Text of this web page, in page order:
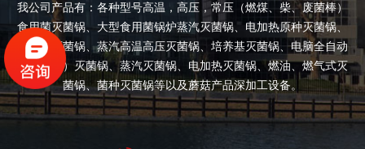
我公司产品有：各种型号高温，高压，常压（燃煤、柴、废菌棒）
食用菌灭菌锅、大型食用菌锅炉蒸汽灭菌锅、电加热原种灭菌锅、
双开门灭菌锅、蒸汽高温高压灭菌锅、培养基灭菌锅、电脑全自动
（半自动）灭菌锅、蒸汽灭菌锅、电加热灭菌锅、燃油、燃气式灭
菌锅、菌种灭菌锅等以及蘑菇产品深加工设备。